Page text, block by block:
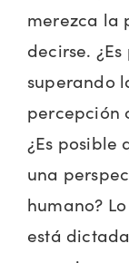
merezca la
decirse.
superando
percepción
¿Es posible
una
humano?
está